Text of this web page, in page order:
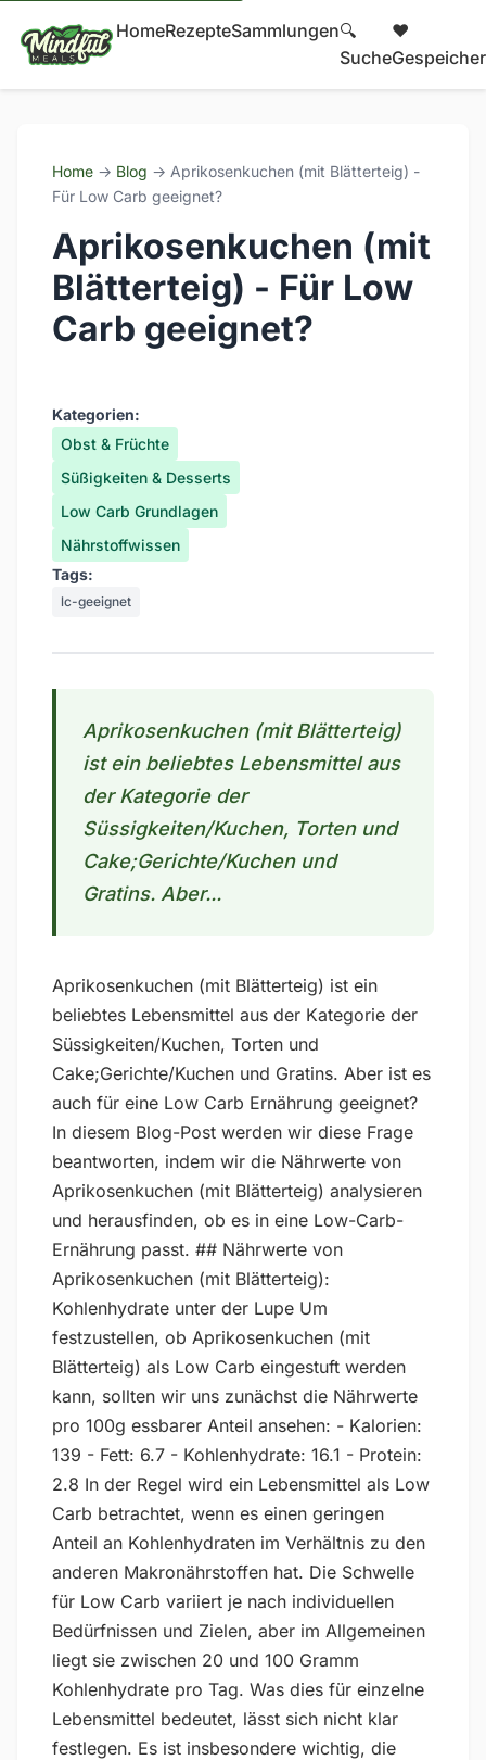
HomeRezepteSammlungen🔍
Suche
❤️
Home → Blog → Aprikosenkuchen (mit Blätterteig) -
Für Low Carb geeignet?
Aprikosenkuchen (mit
Blätterteig) - Für Low
Carb geeignet?
Kategorien:
Obst & Früchte
Süßigkeiten & Desserts
Low Carb Grundlagen
Nährstoffwissen
Tags:
lc-geeignet
Aprikosenkuchen (mit Blätterteig)
ist ein beliebtes Lebensmittel aus
der Kategorie der
Süssigkeiten/Kuchen, Torten und
Cake;Gerichte/Kuchen und
Gratins. Aber...
Aprikosenkuchen (mit Blätterteig) ist ein
beliebtes Lebensmittel aus der Kategorie der
Süssigkeiten/Kuchen, Torten und
Cake;Gerichte/Kuchen und Gratins. Aber ist es
auch für eine Low Carb Ernährung geeignet?
In diesem Blog-Post werden wir diese Frage
beantworten, indem wir die Nährwerte von
Aprikosenkuchen (mit Blätterteig) analysieren
und herausfinden, ob es in eine Low-Carb-
Ernährung passt. ## Nährwerte von
Aprikosenkuchen (mit Blätterteig):
Kohlenhydrate unter der Lupe Um
festzustellen, ob Aprikosenkuchen (mit
Blätterteig) als Low Carb eingestuft werden
kann, sollten wir uns zunächst die Nährwerte
pro 100g essbarer Anteil ansehen: - Kalorien:
139 - Fett: 6.7 - Kohlenhydrate: 16.1 - Protein:
2.8 In der Regel wird ein Lebensmittel als Low
Carb betrachtet, wenn es einen geringen
Anteil an Kohlenhydraten im Verhältnis zu den
anderen Makronährstoffen hat. Die Schwelle
für Low Carb variiert je nach individuellen
Bedürfnissen und Zielen, aber im Allgemeinen
liegt sie zwischen 20 und 100 Gramm
Kohlenhydrate pro Tag. Was dies für einzelne
Lebensmittel bedeutet, lässt sich nicht klar
festlegen. Es ist insbesondere wichtig, die